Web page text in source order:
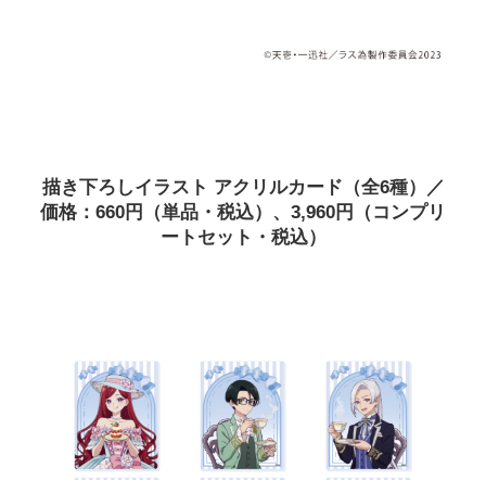
描き下ろしイラスト アクリルカード（全6種）／
価格：660円（単品・税込）、3,960円（コンプリ
ートセット・税込）